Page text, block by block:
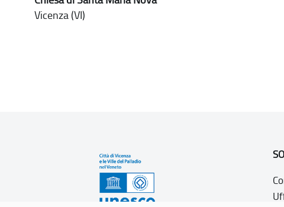
Vicenza (VI)